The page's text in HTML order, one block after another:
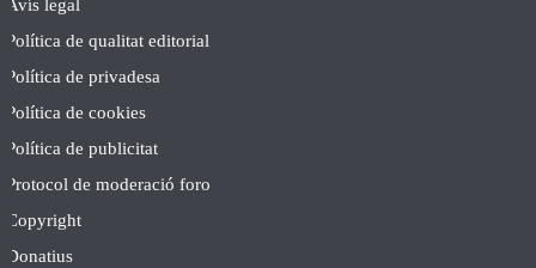
Avís legal
Política de qualitat editorial
Política de privadesa
Política de cookies
Política de publicitat
Protocol de moderació foro
Copyright
Donatius